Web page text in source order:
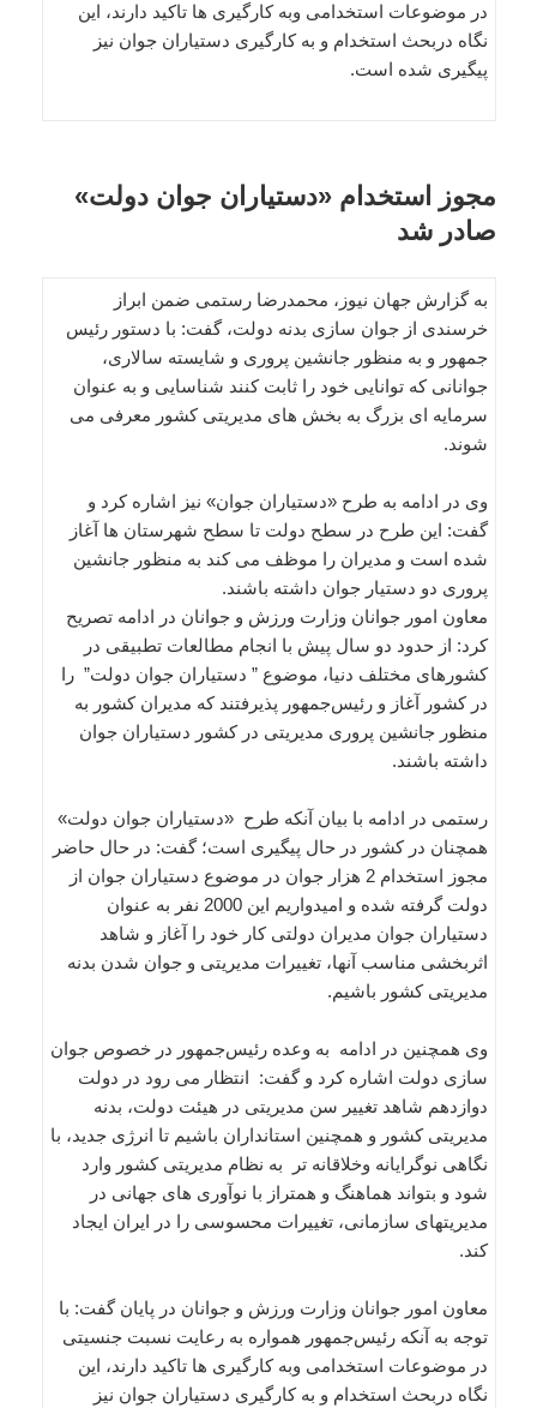
در موضوعات استخدامی وبه کارگیری ها تاکید دارند، این
نگاه دربحث استخدام و به کارگیری دستیاران جوان نیز
پیگیری شده است.
مجوز استخدام «دستیاران جوان دولت»
صادر شد
به گزارش جهان نیوز، محمدرضا رستمی ضمن ابراز
خرسندی از جوان سازی بدنه دولت، گفت: با دستور رئیس
جمهور و به منظور جانشین پروری و شایسته سالاری،
جوانانی که توانایی خود را ثابت کنند شناسایی و به عنوان
سرمایه ای بزرگ به بخش های مدیریتی کشور معرفی می
شوند.
وی در ادامه به طرح «دستیاران جوان» نیز اشاره کرد و
گفت: این طرح در سطح دولت تا سطح شهرستان ها آغاز
شده است و مدیران را موظف می کند به منظور جانشین
پروری دو دستیار جوان داشته باشند.
معاون امور جوانان وزارت ورزش و جوانان در ادامه تصریح
کرد: از حدود دو سال پیش با انجام مطالعات تطبیقی در
کشورهای مختلف دنیا، موضوع ” دستیاران جوان دولت” را
در کشور آغاز و رئیس‌جمهور پذیرفتند که مدیران کشور به
منظور جانشین پروری مدیریتی در کشور دستیاران جوان
داشته باشند.
رستمی در ادامه با بیان آنکه طرح «دستیاران جوان دولت»
همچنان در کشور در حال پیگیری است؛ گفت: در حال حاضر
مجوز استخدام 2 هزار جوان در موضوع دستیاران جوان از
دولت گرفته شده و امیدواریم این 2000 نفر به عنوان
دستیاران جوان مدیران دولتی کار خود را آغاز و شاهد
اثربخشی مناسب آنها، تغییرات مدیریتی و جوان شدن بدنه
مدیریتی کشور باشیم.
وی همچنین در ادامه به وعده رئیس‌جمهور در خصوص جوان
سازی دولت اشاره کرد و گفت: انتظار می رود در دولت
دوازدهم شاهد تغییر سن مدیریتی در هیئت دولت، بدنه
مدیریتی کشور و همچنین استانداران باشیم تا انرژی جدید، با
نگاهی نوگرایانه وخلاقانه تر به نظام مدیریتی کشور وارد
شود و بتواند هماهنگ و همتراز با نوآوری های جهانی در
مدیریتهای سازمانی، تغییرات محسوسی را در ایران ایجاد
کند.
معاون امور جوانان وزارت ورزش و جوانان در پایان گفت: با
توجه به آنکه رئیس‌جمهور همواره به رعایت نسبت جنسیتی
در موضوعات استخدامی وبه کارگیری ها تاکید دارند، این
نگاه دربحث استخدام و به کارگیری دستیاران جوان نیز